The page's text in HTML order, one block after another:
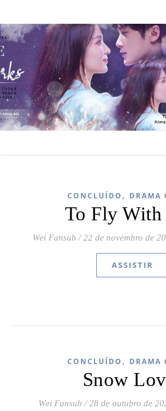
CONCLUÍDO , DRAMA
To Fly With
Wei Fansub / 22 de novembro de
ASSISTIR
CONCLUÍDO , DRAMA
Snow
Wei Fansub / 28 de outubro de